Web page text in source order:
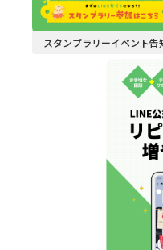
スタンプラリーイベント告